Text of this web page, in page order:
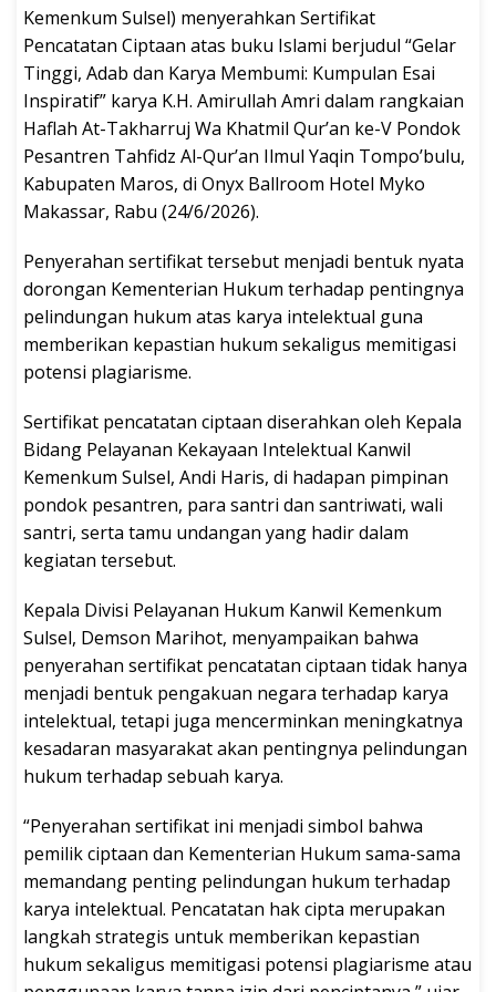
Kemenkum Sulsel) menyerahkan Sertifikat
Pencatatan Ciptaan atas buku Islami berjudul “Gelar
Tinggi, Adab dan Karya Membumi: Kumpulan Esai
Inspiratif” karya K.H. Amirullah Amri dalam rangkaian
Haflah At-Takharruj Wa Khatmil Qur’an ke-V Pondok
Pesantren Tahfidz Al-Qur’an Ilmul Yaqin Tompo’bulu,
Kabupaten Maros, di Onyx Ballroom Hotel Myko
Makassar, Rabu (24/6/2026).
Penyerahan sertifikat tersebut menjadi bentuk nyata
dorongan Kementerian Hukum terhadap pentingnya
pelindungan hukum atas karya intelektual guna
memberikan kepastian hukum sekaligus memitigasi
potensi plagiarisme.
Sertifikat pencatatan ciptaan diserahkan oleh Kepala
Bidang Pelayanan Kekayaan Intelektual Kanwil
Kemenkum Sulsel, Andi Haris, di hadapan pimpinan
pondok pesantren, para santri dan santriwati, wali
santri, serta tamu undangan yang hadir dalam
kegiatan tersebut.
Kepala Divisi Pelayanan Hukum Kanwil Kemenkum
Sulsel, Demson Marihot, menyampaikan bahwa
penyerahan sertifikat pencatatan ciptaan tidak hanya
menjadi bentuk pengakuan negara terhadap karya
intelektual, tetapi juga mencerminkan meningkatnya
kesadaran masyarakat akan pentingnya pelindungan
hukum terhadap sebuah karya.
“Penyerahan sertifikat ini menjadi simbol bahwa
pemilik ciptaan dan Kementerian Hukum sama-sama
memandang penting pelindungan hukum terhadap
karya intelektual. Pencatatan hak cipta merupakan
langkah strategis untuk memberikan kepastian
hukum sekaligus memitigasi potensi plagiarisme atau